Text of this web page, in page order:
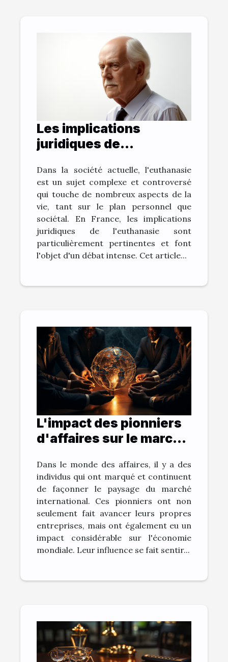
Les implications
juridiques de
Dans la société actuelle, l'euthanasie
est un sujet complexe et controversé
qui touche de nombreux aspects de la
vie, tant sur le plan personnel que
sociétal. En France, les implications
juridiques de l'euthanasie sont
particulièrement pertinentes et font
l'objet d'un débat intense. Cet article...
L'impact des pionniers
d'affaires sur le marché
Dans le monde des affaires, il y a des
individus qui ont marqué et continuent
de façonner le paysage du marché
international. Ces pionniers ont non
seulement fait avancer leurs propres
entreprises, mais ont également eu un
impact considérable sur l'économie
mondiale. Leur influence se fait sentir...